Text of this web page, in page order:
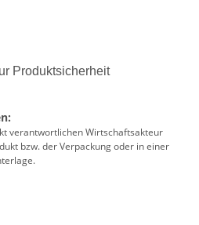
Produktsicherheit
verantwortlichen Wirtschaftsakteur
bzw. der Verpackung oder in einer